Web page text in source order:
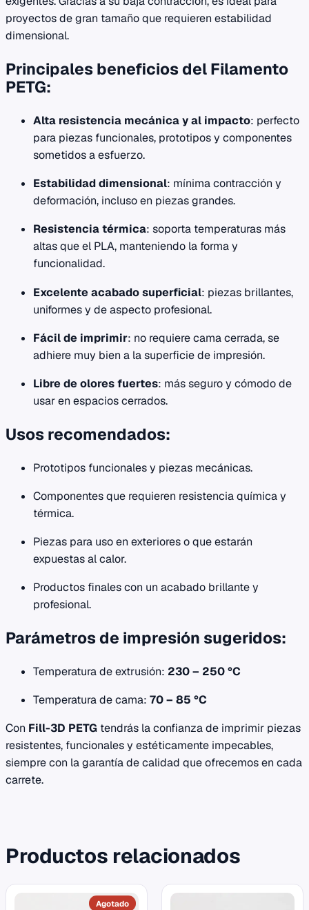
proyectos de gran tamaño que requieren estabilidad
dimensional.
Principales beneficios del Filamento
PETG:
Alta resistencia mecánica y al impacto: perfecto
para piezas funcionales, prototipos y componentes
sometidos a esfuerzo.
Estabilidad dimensional: mínima contracción y
deformación, incluso en piezas grandes.
Resistencia térmica: soporta temperaturas más
altas que el PLA, manteniendo la forma y
funcionalidad.
Excelente acabado superficial: piezas brillantes,
uniformes y de aspecto profesional.
Fácil de imprimir: no requiere cama cerrada, se
adhiere muy bien a la superficie de impresión.
Libre de olores fuertes: más seguro y cómodo de
usar en espacios cerrados.
Usos recomendados:
Prototipos funcionales y piezas mecánicas.
Componentes que requieren resistencia química y
térmica.
Piezas para uso en exteriores o que estarán
expuestas al calor.
Productos finales con un acabado brillante y
profesional.
Parámetros de impresión sugeridos:
Temperatura de extrusión: 230 – 250 °C
Temperatura de cama: 70 – 85 °C
Con Fill-3D PETG tendrás la confianza de imprimir piezas
resistentes, funcionales y estéticamente impecables,
siempre con la garantía de calidad que ofrecemos en cada
carrete.
Productos relacionados
Este